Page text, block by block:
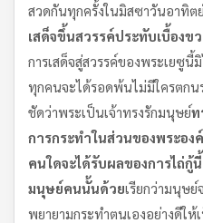
สวดกันทุกครั้งในมิสซาวันอาทิ
เสด็จขึ้นสวรรค์ประทับเบื้องข
การเสด็จสู่สวรรค์ของพระเยซู
ทุกคนจะได้รอดพ้นไม่มีใครตกน
ชัดว่าพระเป็นเจ้าทรงรักมนุษย์ท
การกระทำในส่วนของพระอง
คนใดจะได้รับผลของการไถ่กู้
มนุษย์คนนั้นด้วยเรียกว่ามนุษย์
พยายามกระทำตนเองอย่างดีให้